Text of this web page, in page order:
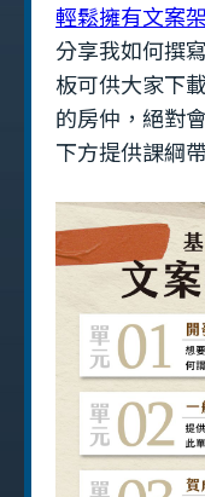
輕鬆擁有文案
分享我如何撰
板可供大家下
的房仲，絕對
下方提供課綱